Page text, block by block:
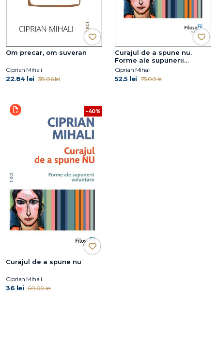
Om precar, om suveran
Ciprian Mihali
22.84 lei 38.06 lei
Curajul de a spune nu.
Forme ale supunerii
voluntare
Ciprian Mihali
52.5 lei 75.00 lei
-40%
Curajul de a spune nu
Ciprian Mihali
36 lei 60.00 lei